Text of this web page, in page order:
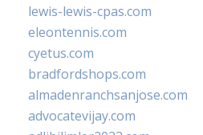
lewis-lewis-cpas.com
eleontennis.com
cyetus.com
bradfordshops.com
almadenranchsanjose.com
advocatevijay.com